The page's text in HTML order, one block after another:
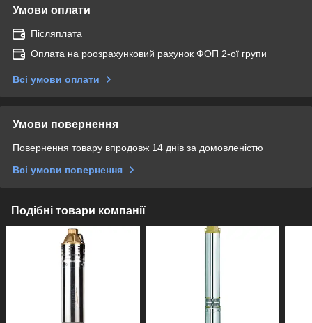
Умови оплати
Післяплата
Оплата на роозрахунковий рахунок ФОП 2-ої групи
Всі умови оплати
Умови повернення
Повернення товару впродовж 14 днів за домовленістю
Всі умови повернення
Подібні товари компанії